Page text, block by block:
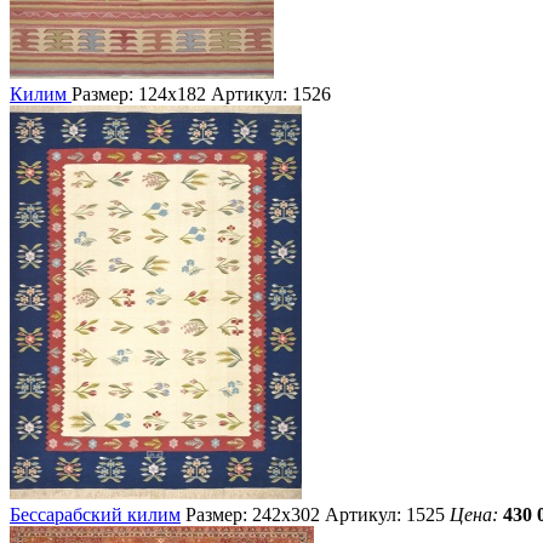
Килим Размер: 124х182 Артикул: 1526
Бессарабский килим Размер: 242х302 Артикул: 1525 Цена: 430